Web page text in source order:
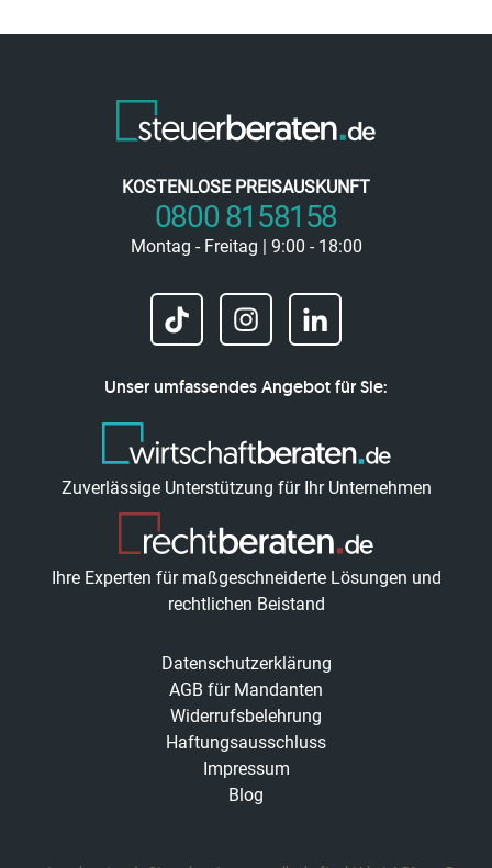
KOSTENLOSE PREISAUSKUNFT
0800 8158158
Montag - Freitag | 9:00 - 18:00
Unser umfassendes Angebot für Sie:
Zuverlässige Unterstützung für Ihr Unternehmen
Ihre Experten für maßgeschneiderte Lösungen und
rechtlichen Beistand
Datenschutzerklärung
AGB für Mandanten
Widerrufsbelehrung
Haftungsausschluss
Impressum
Blog